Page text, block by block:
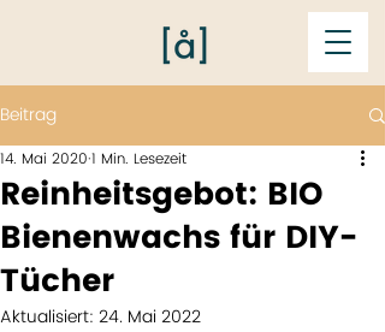
Beitrag
Reinheitsgebot: BIO
Bienenwachs für DIY-
Tücher
14. Mai 2020 1 Min. Lesezeit
Aktualisiert: 24. Mai 2022